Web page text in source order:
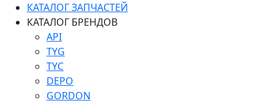
КАТАЛОГ ЗАПЧАСТЕЙ
КАТАЛОГ БРЕНДОВ
API
TYG
TYC
DEPO
GORDON